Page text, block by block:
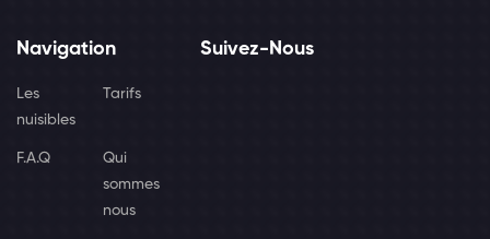
Navigation
Les
nuisibles
Tarifs
F.A.Q
Qui
sommes
nous
Suivez-Nous